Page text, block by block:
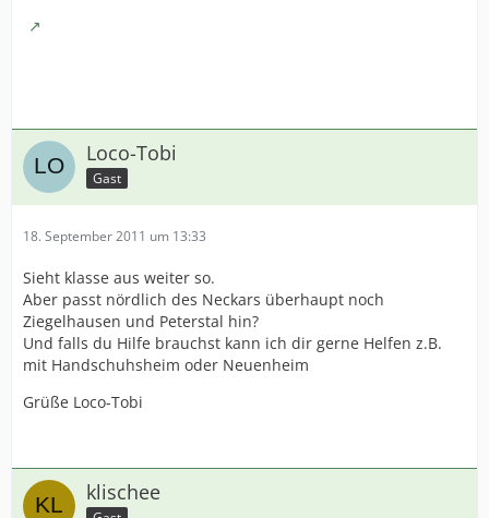
Loco-Tobi
Gast
18. September 2011 um 13:33
Sieht klasse aus weiter so.
Aber passt nördlich des Neckars überhaupt noch
Ziegelhausen und Peterstal hin?
Und falls du Hilfe brauchst kann ich dir gerne Helfen z.B.
mit Handschuhsheim oder Neuenheim
Grüße Loco-Tobi
klischee